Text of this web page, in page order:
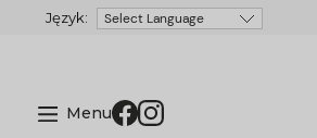
Menu